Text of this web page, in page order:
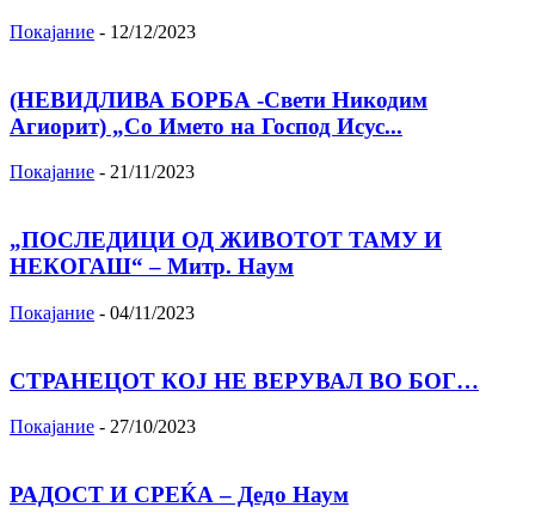
Покајание - 12/12/2023
(НЕВИДЛИВА БОРБА -Свети Никодим
Агиорит) „Со Името на Господ Исус...
Покајание - 21/11/2023
„ПОСЛЕДИЦИ ОД ЖИВОТОТ ТАМУ И
НЕКОГАШ“ – Митр. Наум
Покајание - 04/11/2023
СТРАНЕЦОТ КОЈ НЕ ВЕРУВАЛ ВО БОГ…
Покајание - 27/10/2023
РАДОСТ И СРЕЌА – Дедо Наум